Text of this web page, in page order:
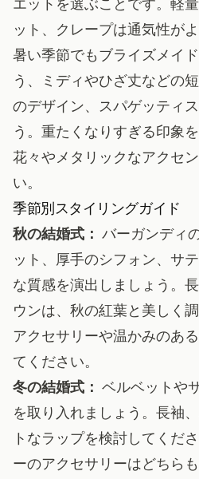
エットを選ぶことです。軽
ット、クレープは通気性が
暑い季節でもブライズメイ
う、ミディやひざ丈などの
のデザイン、スパゲッティ
う。重たくなりすぎる印象
花々やメタリックなアクセ
い。
季節別スタイリングガイド
秋の結婚式： バーガンディ
ット、厚手のシフォン、サ
な質感を演出しましょう。
ウンは、秋の紅葉と美しく
アクセサリーや温かみのあ
てください。
冬の結婚式： ベルベットや
を取り入れましょう。長袖
トなラップを検討してくだ
ーのアクセサリーはどちら